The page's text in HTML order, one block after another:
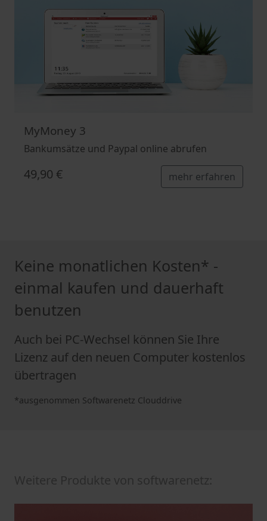
MyMoney 3
Bankumsätze und Paypal online abrufen
49,90 € mehr erfahren
Keine monatlichen Kosten* -
einmal kaufen und dauerhaft
benutzen
Auch bei PC-Wechsel können Sie Ihre
Lizenz auf den neuen Computer kostenlos
übertragen
*ausgenommen Softwarenetz Clouddrive
Weitere Produkte von softwarenetz: